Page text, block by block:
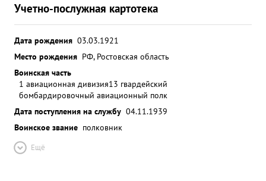
Учетно-послужная картотека
Дата рождения 03.03.1921
Место рождения РФ, Ростовская область
Воинская часть
1 авиационная дивизия13 гвардейский
бомбардировочный авиационный полк
Дата поступления на службу 04.11.1939
Воинское звание полковник
Ещё